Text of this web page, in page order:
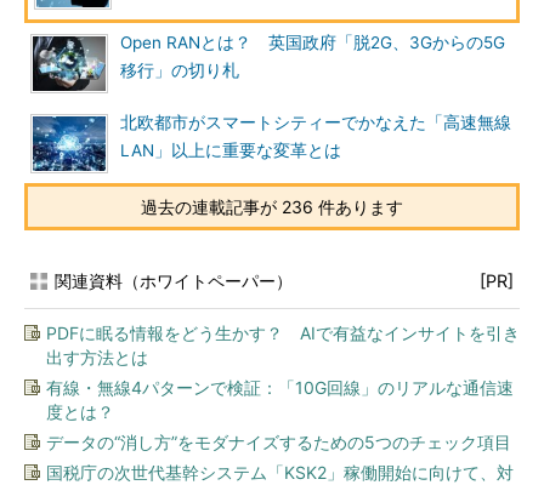
Open RANとは？ 英国政府「脱2G、3Gからの5G
移行」の切り札
北欧都市がスマートシティーでかなえた「高速無線
LAN」以上に重要な変革とは
過去の連載記事が 236 件あります
関連資料（ホワイトペーパー） [PR]
PDFに眠る情報をどう生かす？ AIで有益なインサイトを引き
出す方法とは
有線・無線4パターンで検証：「10G回線」のリアルな通信速
度とは？
データの“消し方”をモダナイズするための5つのチェック項目
国税庁の次世代基幹システム「KSK2」稼働開始に向けて、対